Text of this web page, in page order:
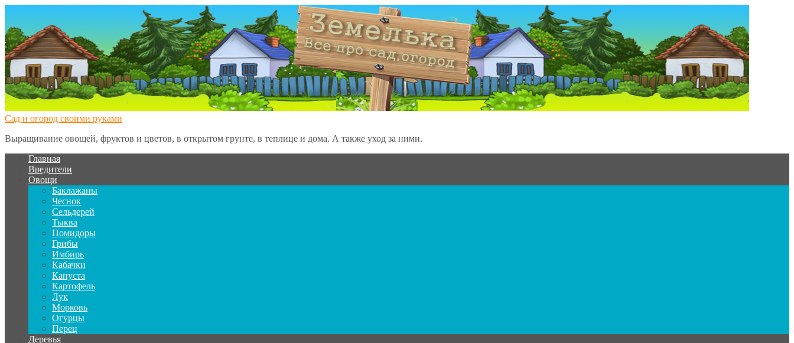
Сад и огород своими руками
Выращивание овощей, фруктов и цветов, в открытом грунте, в теплице и дома. А также уход за ними.
Главная
Вредители
Овощи
Баклажаны
Чеснок
Сельдерей
Тыква
Помидоры
Грибы
Имбирь
Кабачки
Капуста
Картофель
Лук
Морковь
Огурцы
Перец
Деревья